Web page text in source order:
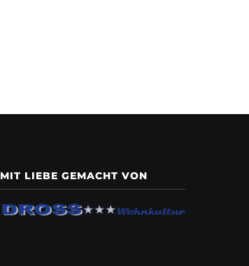
MIT LIEBE GEMACHT VON